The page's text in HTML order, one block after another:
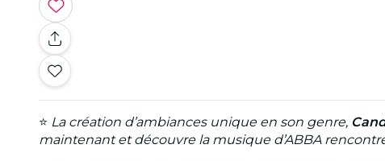
⭐ La création d’ambiances unique en son genre,
maintenant et découvre la musique d’ABBA